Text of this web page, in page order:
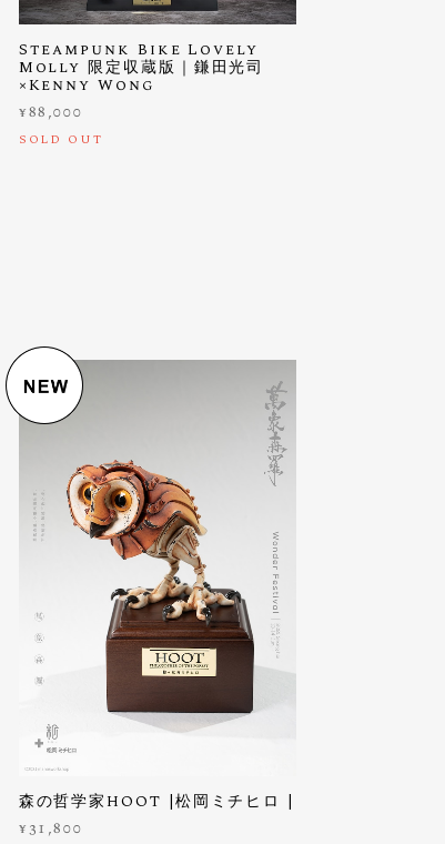
Steampunk Bike Lovely
Molly 限定収蔵版｜鎌田光司
×Kenny Wong
¥88,000
SOLD OUT
森の哲学家HOOT |松岡ミチヒロ |
¥31,800